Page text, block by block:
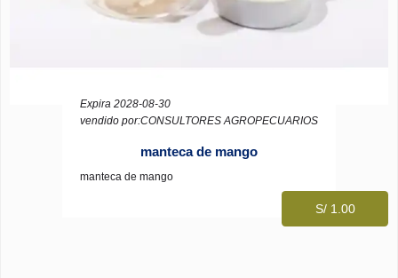
Expira 2028-08-30
vendido por:CONSULTORES AGROPECUARIOS
manteca de mango
manteca de mango
S/ 1.00